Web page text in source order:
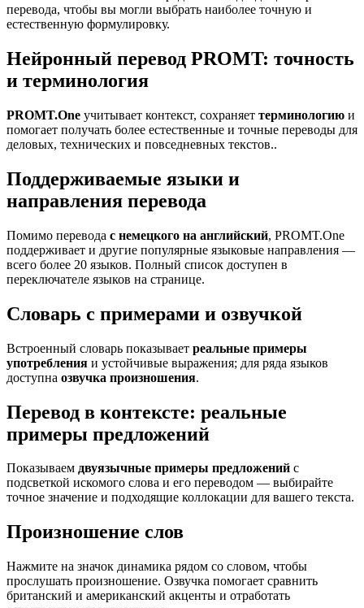
перевода, чтобы вы могли выбрать наиболее точную и
естественную формулировку.
Нейронный перевод PROMT: точность
и терминология
PROMT.One учитывает контекст, сохраняет терминологию и
помогает получать более естественные и точные переводы для
деловых, технических и повседневных текстов..
Поддерживаемые языки и
направления перевода
Помимо перевода с немецкого на английский, PROMT.One
поддерживает и другие популярные языковые направления —
всего более 20 языков. Полный список доступен в
переключателе языков на странице.
Словарь с примерами и озвучкой
Встроенный словарь показывает реальные примеры
употребления и устойчивые выражения; для ряда языков
доступна озвучка произношения.
Перевод в контексте: реальные
примеры предложений
Показываем двуязычные примеры предложений с
подсветкой искомого слова и его переводом — выбирайте
точное значение и подходящие коллокации для вашего текста.
Произношение слов
Нажмите на значок динамика рядом со словом, чтобы
прослушать произношение. Озвучка помогает сравнить
британский и американский акценты и отработать